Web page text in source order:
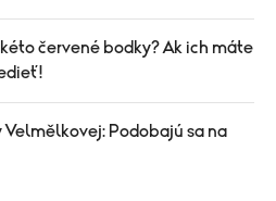
červené bodky? Ak ich máte
Velmělkovej: Podobajú sa na